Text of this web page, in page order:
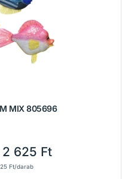
MIX 805696
2 625 Ft
Ft/darab